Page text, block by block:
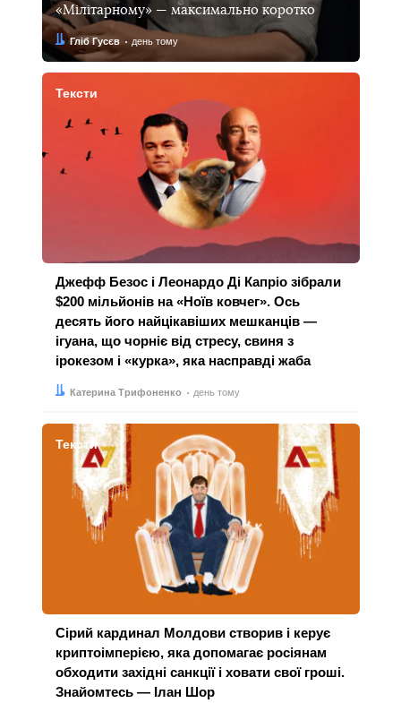
«Мілітарному» — максимально коротко
Автор:
Гліб Гусєв
Дата: день тому
Тексти
Джефф Безос і Леонардо Ді Капріо зібрали
$200 мільйонів на «Ноїв ковчег». Ось
десять його найцікавіших мешканців —
ігуана, що чорніє від стресу, свиня з
ірокезом і «курка», яка насправді жаба
Автор:
Катерина Трифоненко
Дата: день тому
Тексти
Сірий кардинал Молдови створив і керує
криптоімперією, яка допомагає росіянам
обходити західні санкції і ховати свої гроші.
Знайомтесь — Ілан Шор